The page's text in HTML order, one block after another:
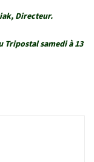
Directeur.
Tripostal samedi à 13